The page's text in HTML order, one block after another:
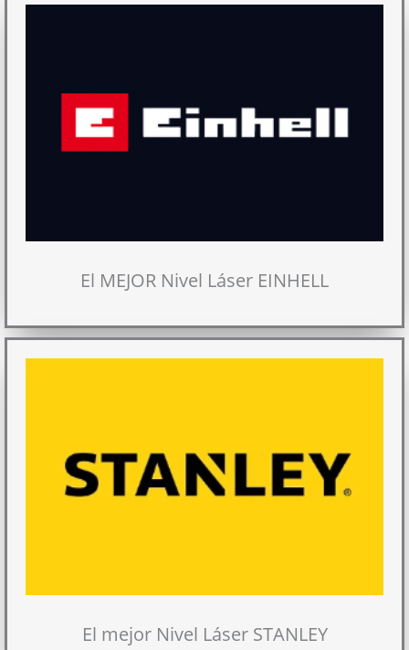
El MEJOR Nivel Láser EINHELL
El mejor Nivel Láser STANLEY